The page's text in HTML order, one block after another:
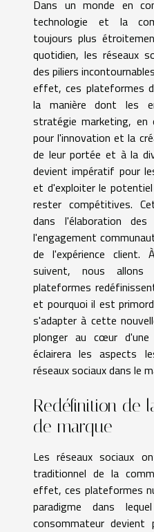
Dans un monde en
technologie et la
toujours plus
quotidien, les réseaux
des piliers
effet, ces plateformes
la manière dont les
stratégie marketing,
pour l'innovation et la
de leur portée et à la
devient impératif pour
et d'exploiter le
rester compétitives.
dans l'élaboration des
l'engagement
de l'expérience
suivent, nous allons
plateformes
et pourquoi il est
s'adapter à cette
plonger au cœur d'une
éclairera les aspects
réseaux sociaux dans le
Redéfinition de
de marque
Les réseaux sociaux
traditionnel de la
effet, ces plateformes
paradigme dans
consommateur devient